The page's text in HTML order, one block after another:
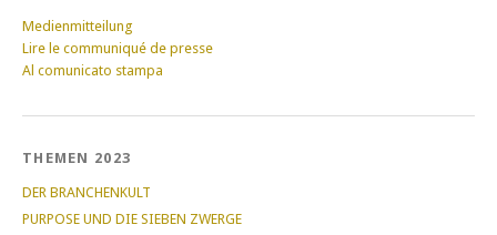
Medienmitteilung
Lire le communiqué de presse
Al comunicato stampa
THEMEN 2023
DER BRANCHENKULT
PURPOSE UND DIE SIEBEN ZWERGE